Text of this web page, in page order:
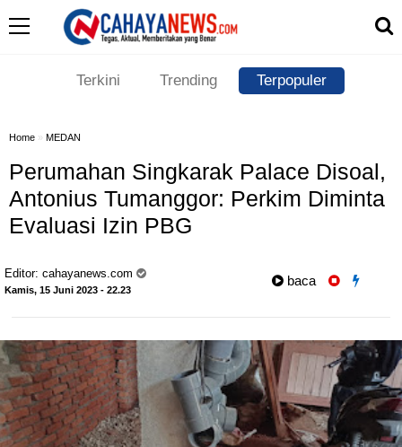
Terkini Trending Terpopuler
Home » MEDAN
Perumahan Singkarak Palace Disoal,
Antonius Tumanggor: Perkim Diminta
Evaluasi Izin PBG
Editor: cahayanews.com
Kamis, 15 Juni 2023 - 22.23
baca